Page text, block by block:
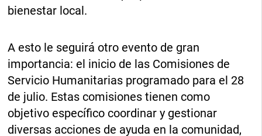
bienestar local.
A esto le seguirá otro evento de gran
importancia: el inicio de las Comisiones de
Servicio Humanitarias programado para el 28
de julio. Estas comisiones tienen como
objetivo específico coordinar y gestionar
diversas acciones de ayuda en la comunidad,